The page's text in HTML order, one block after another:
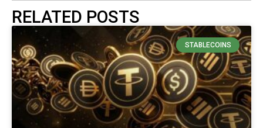
RELATED POSTS
STABLECOINS